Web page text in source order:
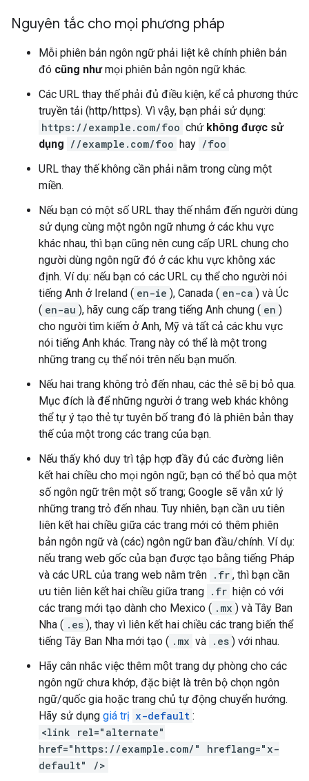
Nguyên tắc cho mọi phương pháp
Mỗi phiên bản ngôn ngữ phải liệt kê chính phiên bản
đó cũng nhưmọi phiên bản ngôn ngữ khác.
Các URL thay thế phải đủ điều kiện, kể cả phương thức
truyền tải (http/https). Vì vậy, bạn phải sử dụng:
https://example.com/foo chứ không được sử
dụng //example.com/foo hay /foo
URL thay thế không cần phải nằm trong cùng một
miền.
Nếu bạn có một số URL thay thế nhắm đến người dùng
sử dụng cùng một ngôn ngữ nhưng ở các khu vực
khác nhau, thì bạn cũng nên cung cấp URL chung cho
người dùng ngôn ngữ đó ở các khu vực không xác
định. Ví dụ: nếu bạn có các URL cụ thể cho người nói
tiếng Anh ở Ireland ( en-ie ), Canada ( en-ca ) và Úc
( en-au ), hãy cung cấp trang tiếng Anh chung ( en )
cho người tìm kiếm ở Anh, Mỹ và tất cả các khu vực
nói tiếng Anh khác. Trang này có thể là một trong
những trang cụ thể nói trên nếu bạn muốn.
Nếu hai trang không trỏ đến nhau, các thẻ sẽ bị bỏ qua.
Mục đích là để những người ở trang web khác không
thể tự ý tạo thẻ tự tuyên bố trang đó là phiên bản thay
thế của một trong các trang của bạn.
Nếu thấy khó duy trì tập hợp đầy đủ các đường liên
kết hai chiều cho mọi ngôn ngữ, bạn có thể bỏ qua một
số ngôn ngữ trên một số trang; Google sẽ vẫn xử lý
những trang trỏ đến nhau. Tuy nhiên, bạn cần ưu tiên
liên kết hai chiều giữa các trang mới có thêm phiên
bản ngôn ngữ và (các) ngôn ngữ ban đầu/chính. Ví dụ:
nếu trang web gốc của bạn được tạo bằng tiếng Pháp
và các URL của trang web nằm trên .fr , thì bạn cần
ưu tiên liên kết hai chiều giữa trang .fr hiện có với
các trang mới tạo dành cho Mexico ( .mx ) và Tây Ban
Nha ( .es ), thay vì liên kết hai chiều các trang biến thể
tiếng Tây Ban Nha mới tạo ( .mx và .es ) với nhau.
Hãy cân nhắc việc thêm một trang dự phòng cho các
ngôn ngữ chưa khớp, đặc biệt là trên bộ chọn ngôn
ngữ/quốc gia hoặc trang chủ tự động chuyển hướng.
Hãy sử dụng giá trị x-default :
<link rel="alternate"
href="https://example.com/" hreflang="x-
default" />